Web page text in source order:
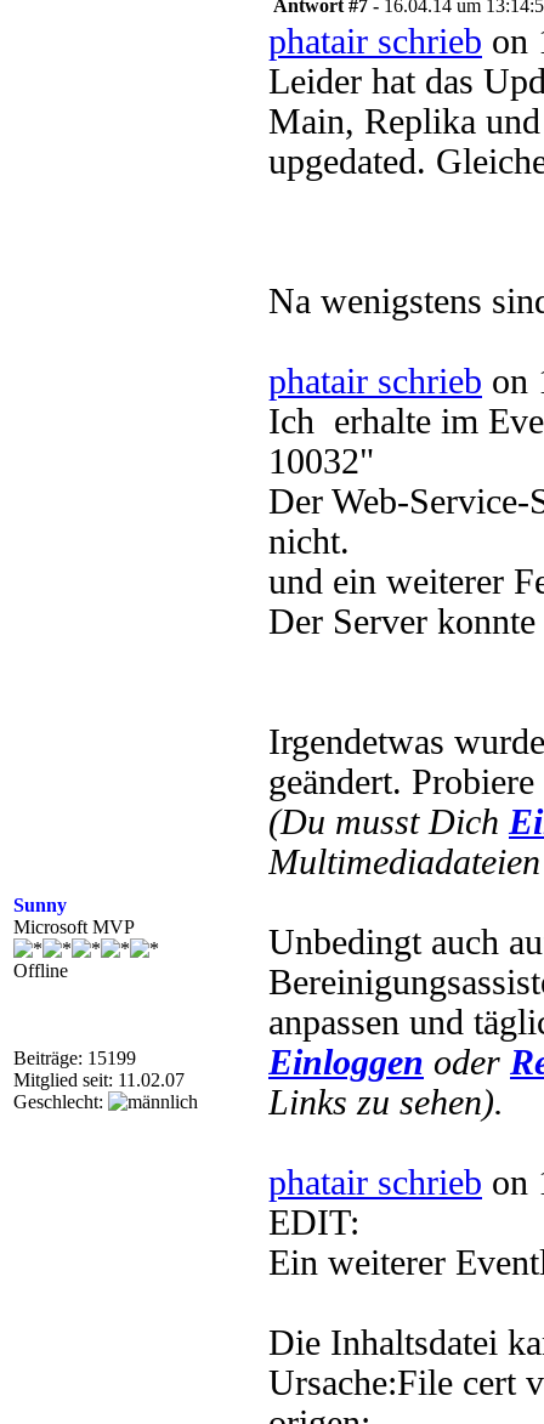
Sunny
Microsoft MVP
Offline
Beiträge: 15199
Mitglied seit: 11.02.07
Geschlecht:
Antwort #7 - 16.04.14 um
phatair schrieb on
Leider hat das
Main, Replika
upgedated.
Na wenigstens
phatair schrieb on
Ich erhalte im
10032"
Der Web-
nicht.
und ein weiterer
Der Server
Irgendetwas
geändert.
(Du musst Dich
Unbedingt auch
anpassen und
Einloggen oder
Links zu sehen).
phatair schrieb on
EDIT:
Ein weiterer
Die Inhaltsdatei
Ursache:File cert